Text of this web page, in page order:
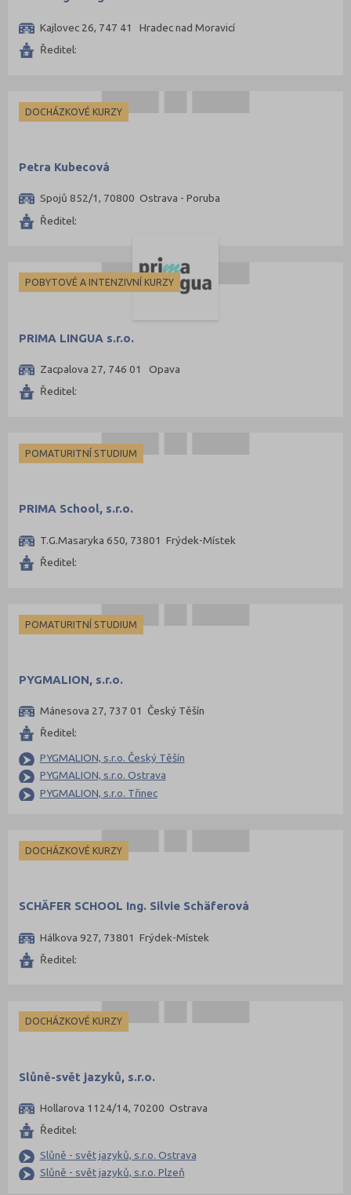
Kajlovec 26, 747 41 Hradec nad Moravicí
Ředitel:
DOCHÁZKOVÉ KURZY
Petra Kubecová
Spojů 852/1, 70800 Ostrava - Poruba
Ředitel:
POBYTOVÉ A INTENZIVNÍ KURZY
PRIMA LINGUA s.r.o.
Zacpalova 27, 746 01 Opava
Ředitel:
POMATURITNÍ STUDIUM
PRIMA School, s.r.o.
T.G.Masaryka 650, 73801 Frýdek-Místek
Ředitel:
POMATURITNÍ STUDIUM
PYGMALION, s.r.o.
Mánesova 27, 737 01 Český Těšín
Ředitel:
PYGMALION, s.r.o. Český Těšín
PYGMALION, s.r.o. Ostrava
PYGMALION, s.r.o. Třinec
DOCHÁZKOVÉ KURZY
SCHÄFER SCHOOL Ing. Silvie Schäferová
Hálkova 927, 73801 Frýdek-Místek
Ředitel:
DOCHÁZKOVÉ KURZY
Slůně-svět jazyků, s.r.o.
Hollarova 1124/14, 70200 Ostrava
Ředitel:
Slůně - svět jazyků, s.r.o. Ostrava
Slůně - svět jazyků, s.r.o. Plzeň